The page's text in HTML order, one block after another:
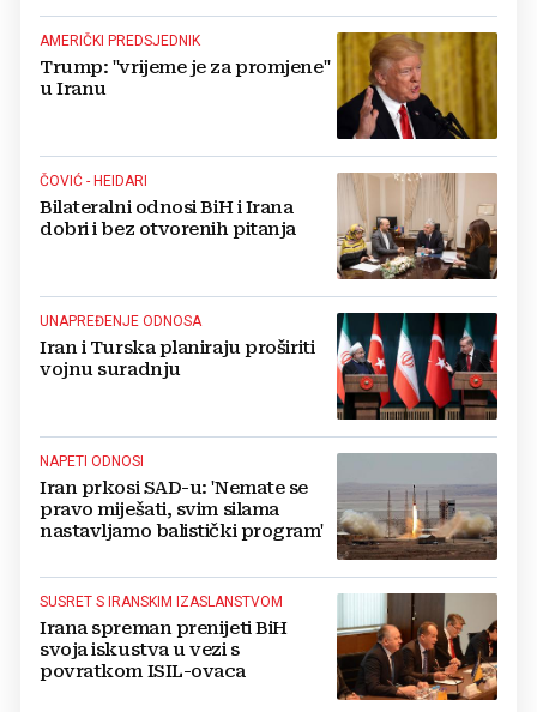
AMERIČKI PREDSJEDNIK
Trump: "vrijeme je za promjene"
u Iranu
ČOVIĆ - HEIDARI
Bilateralni odnosi BiH i Irana
dobri i bez otvorenih pitanja
UNAPREĐENJE ODNOSA
Iran i Turska planiraju proširiti
vojnu suradnju
NAPETI ODNOSI
Iran prkosi SAD-u: 'Nemate se
pravo miješati, svim silama
nastavljamo balistički program'
SUSRET S IRANSKIM IZASLANSTVOM
Irana spreman prenijeti BiH
svoja iskustva u vezi s
povratkom ISIL-ovaca